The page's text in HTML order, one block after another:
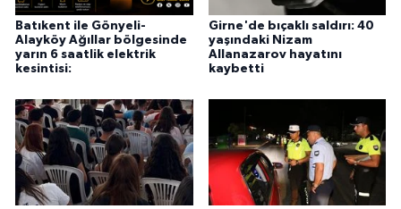
Batıkent ile Gönyeli-
Alayköy Ağıllar bölgesinde
yarın 6 saatlik elektrik
kesintisi:
Girne'de bıçaklı saldırı: 40
yaşındaki Nizam
Allanazarov hayatını
kaybetti